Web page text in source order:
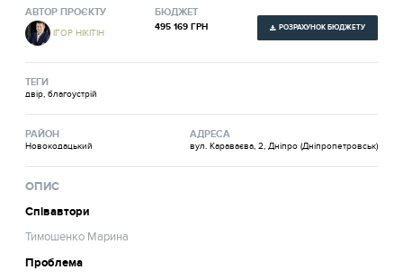
АВТОР ПРОЄКТУ
ІГОР НІКІТІН
БЮДЖЕТ
495 169 ГРН РОЗРАХУНОК БЮДЖЕТУ
ТЕГИ
двір, благоустрій
РАЙОН
Новокодацький
АДРЕСА
вул. Караваєва, 2, Дніпро (Дніпропетровськ)
ОПИС
Співавтори
Тимошенко Марина
Проблема